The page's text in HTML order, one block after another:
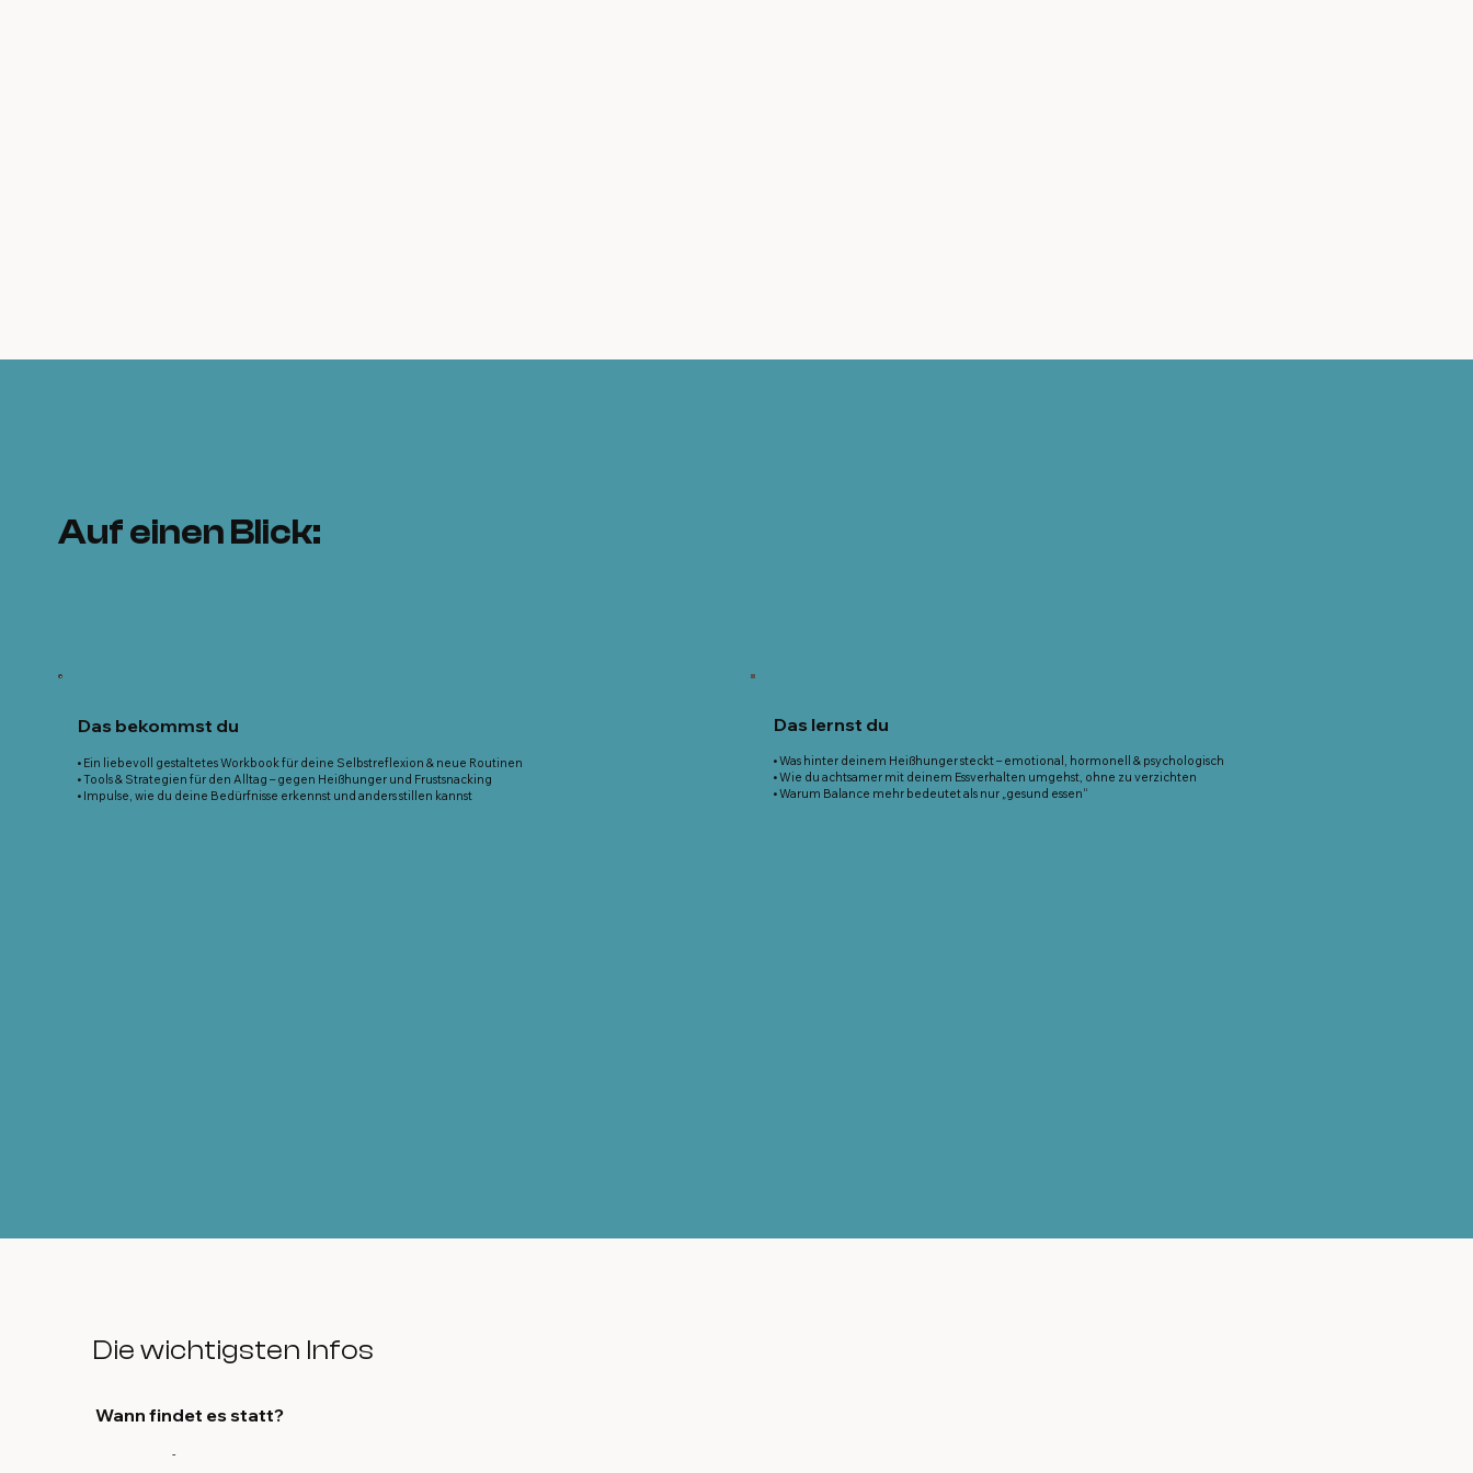
Auf einen Blick:
Das bekommst du
• Ein liebevoll gestaltetes Workbook für deine Selbstreflexion & neue Routinen
• Tools & Strategien für den Alltag – gegen Heißhunger und Frustsnacking
• Impulse, wie du deine Bedürfnisse erkennst und anders stillen kannst
Das lernst du
• Was hinter deinem Heißhunger steckt – emotional, hormonell & psychologisch
• Wie du achtsamer mit deinem Essverhalten umgehst, ohne zu verzichten
• Warum Balance mehr bedeutet als nur „gesund essen“
Die wichtigsten Infos
Wann findet es statt?
-